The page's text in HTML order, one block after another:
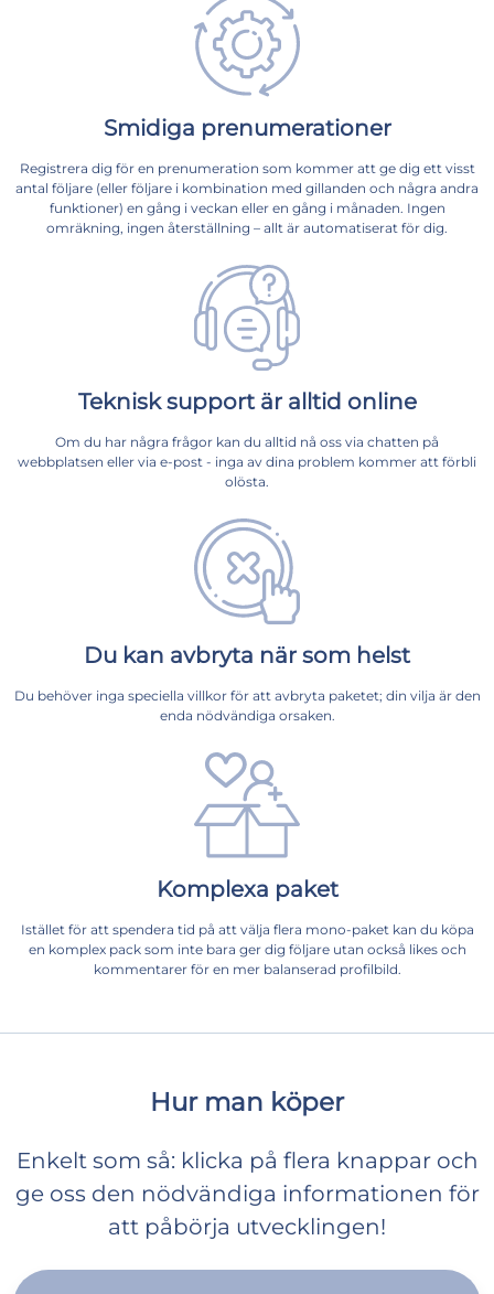
Smidiga prenumerationer
Registrera dig för en prenumeration som kommer att ge dig ett visst
antal följare (eller följare i kombination med gillanden och några andra
funktioner) en gång i veckan eller en gång i månaden. Ingen
omräkning, ingen återställning – allt är automatiserat för dig.
Teknisk support är alltid online
Om du har några frågor kan du alltid nå oss via chatten på
webbplatsen eller via e-post - inga av dina problem kommer att förbli
olösta.
Du kan avbryta när som helst
Du behöver inga speciella villkor för att avbryta paketet; din vilja är den
enda nödvändiga orsaken.
Komplexa paket
Istället för att spendera tid på att välja flera mono-paket kan du köpa
en komplex pack som inte bara ger dig följare utan också likes och
kommentarer för en mer balanserad profilbild.
Hur man köper
Enkelt som så: klicka på flera knappar och
ge oss den nödvändiga informationen för
att påbörja utvecklingen!